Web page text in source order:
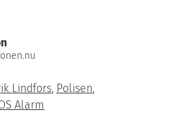
Lindfors, Polisen,
Alarm